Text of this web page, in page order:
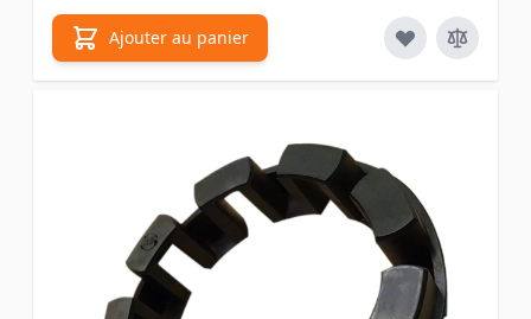
Ajouter au panier